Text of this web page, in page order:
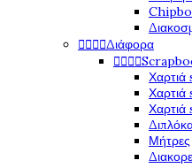
Διάφορα

Μήτρες